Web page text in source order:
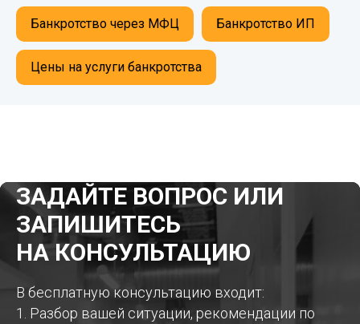
Банкротство через МФЦ Банкротство ИП
Цены на услуги банкротства
ЗАДАЙТЕ ВОПРОС ИЛИ
ЗАПИШИТЕСЬ
НА КОНСУЛЬТАЦИЮ
В бесплатную консультацию входит:
1. Разбор вашей ситуации, рекомендации по